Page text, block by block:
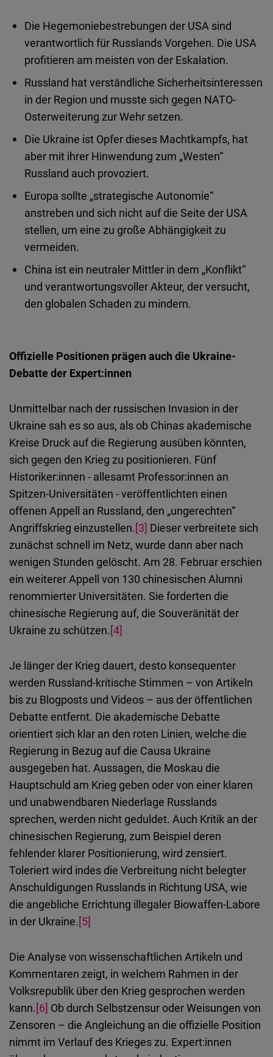
Die Hegemoniebestrebungen der USA sind
verantwortlich für Russlands Vorgehen. Die USA
profitieren am meisten von der Eskalation.
Russland hat verständliche Sicherheitsinteressen
in der Region und musste sich gegen NATO-
Osterweiterung zur Wehr setzen.
Die Ukraine ist Opfer dieses Machtkampfs, hat
aber mit ihrer Hinwendung zum „Westen“
Russland auch provoziert.
Europa sollte „strategische Autonomie“
anstreben und sich nicht auf die Seite der USA
stellen, um eine zu große Abhängigkeit zu
vermeiden.
China ist ein neutraler Mittler in dem „Konflikt“
und verantwortungsvoller Akteur, der versucht,
den globalen Schaden zu mindern.
Offizielle Positionen prägen auch die Ukraine-
Debatte der Expert:innen
Unmittelbar nach der russischen Invasion in der
Ukraine sah es so aus, als ob Chinas akademische
Kreise Druck auf die Regierung ausüben könnten,
sich gegen den Krieg zu positionieren. Fünf
Historiker:innen - allesamt Professor:innen an
Spitzen-Universitäten - veröffentlichten einen
offenen Appell an Russland, den „ungerechten“
Angriffskrieg einzustellen.[3] Dieser verbreitete sich
zunächst schnell im Netz, wurde dann aber nach
wenigen Stunden gelöscht. Am 28. Februar erschien
ein weiterer Appell von 130 chinesischen Alumni
renommierter Universitäten. Sie forderten die
chinesische Regierung auf, die Souveränität der
Ukraine zu schützen.[4]
Je länger der Krieg dauert, desto konsequenter
werden Russland-kritische Stimmen – von Artikeln
bis zu Blogposts und Videos – aus der öffentlichen
Debatte entfernt. Die akademische Debatte
orientiert sich klar an den roten Linien, welche die
Regierung in Bezug auf die Causa Ukraine
ausgegeben hat. Aussagen, die Moskau die
Hauptschuld am Krieg geben oder von einer klaren
und unabwendbaren Niederlage Russlands
sprechen, werden nicht geduldet. Auch Kritik an der
chinesischen Regierung, zum Beispiel deren
fehlender klarer Positionierung, wird zensiert.
Toleriert wird indes die Verbreitung nicht belegter
Anschuldigungen Russlands in Richtung USA, wie
die angebliche Errichtung illegaler Biowaffen-Labore
in der Ukraine.[5]
Die Analyse von wissenschaftlichen Artikeln und
Kommentaren zeigt, in welchem Rahmen in der
Volksrepublik über den Krieg gesprochen werden
kann.[6] Ob durch Selbstzensur oder Weisungen von
Zensoren – die Angleichung an die offizielle Position
nimmt im Verlauf des Krieges zu. Expert:innen